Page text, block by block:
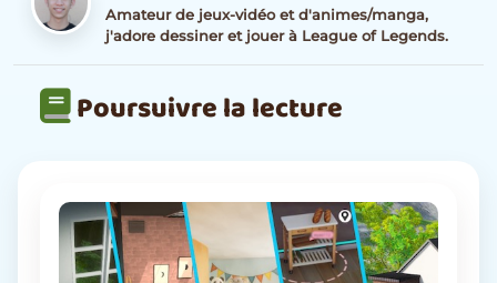
Amateur de jeux-vidéo et d'animes/manga,
j'adore dessiner et jouer à League of Legends.
Poursuivre la lecture